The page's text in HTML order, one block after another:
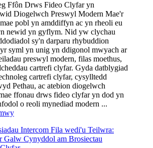
Ffôn Drws Fideo Clyfar yn
Diogelwch Preswyl Modern Mae'r
pobl yn amddiffyn ac yn rheoli eu
newid yn gyflym. Nid yw clychau
sy'n darparu rhybuddion
syml yn unig yn ddigonol mwyach ar
preswyl modern, filas moethus,
cartrefi clyfar. Gyda datblygiad
cartrefi clyfar, cysylltedd
Pethau, ac atebion diogelwch
ffonau drws fideo clyfar yn dod yn
o reoli mynediad modern ...